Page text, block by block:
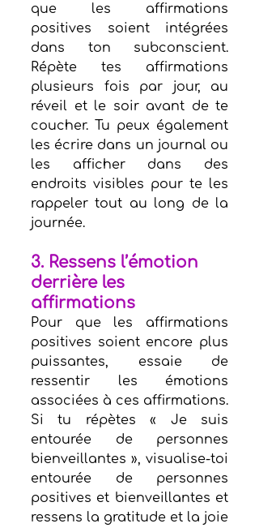
que les affirmations
positives soient intégrées
dans ton subconscient.
Répète tes affirmations
plusieurs fois par jour, au
réveil et le soir avant de te
coucher. Tu peux également
les écrire dans un journal ou
les afficher dans des
endroits visibles pour te les
rappeler tout au long de la
journée.
3. Ressens l’émotion
derrière les
affirmations
Pour que les affirmations
positives soient encore plus
puissantes, essaie de
ressentir les émotions
associées à ces affirmations.
Si tu répètes « Je suis
entourée de personnes
bienveillantes », visualise-toi
entourée de personnes
positives et bienveillantes et
ressens la gratitude et la joie